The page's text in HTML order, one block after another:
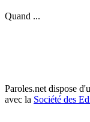
Quand ...
Paroles.net dispose
avec la Société des